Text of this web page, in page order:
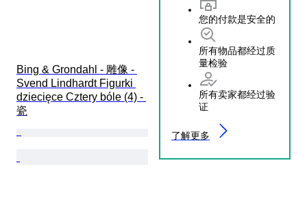
Bing & Grondahl - 雕像 -
Svend Lindhardt Figurki
dziecięce Cztery bóle (4) -
瓷
您的付款是安全的
所有物品都经过质
量检验
所有卖家都经过验
证
了解更多